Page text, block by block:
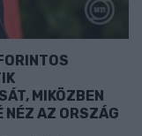
MIKÖZBEN
NÉZ AZ ORSZÁG